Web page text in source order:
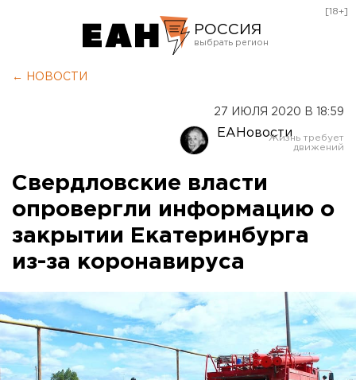
РОССИЯ
Оренбург
[18+]
← НОВОСТИ
27 ИЮЛЯ 2020 В 18:59
ЕАНовости
Свердловские власти
опровергли информацию о
закрытии Екатеринбурга
из-за коронавируса